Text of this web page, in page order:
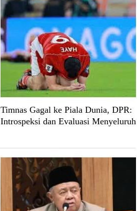
Timnas Gagal ke Piala Dunia, DPR:
Introspeksi dan Evaluasi Menyeluruh